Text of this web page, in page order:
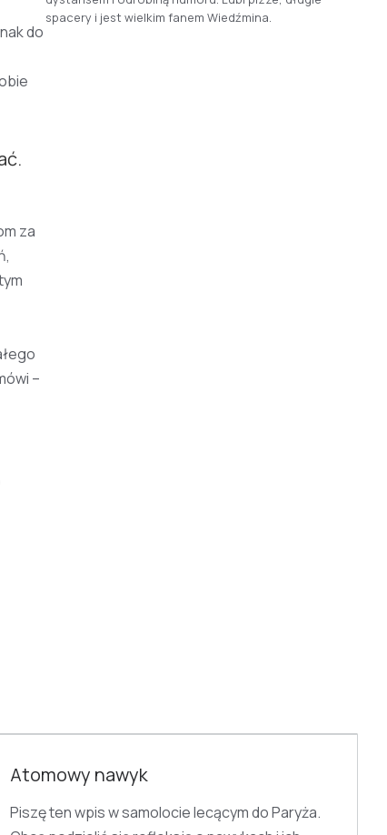
do
za
–
spacery i jest wielkim fanem Wiedźmina.
Atomowy nawyk
Piszę ten wpis w samolocie lecącym do Paryża.